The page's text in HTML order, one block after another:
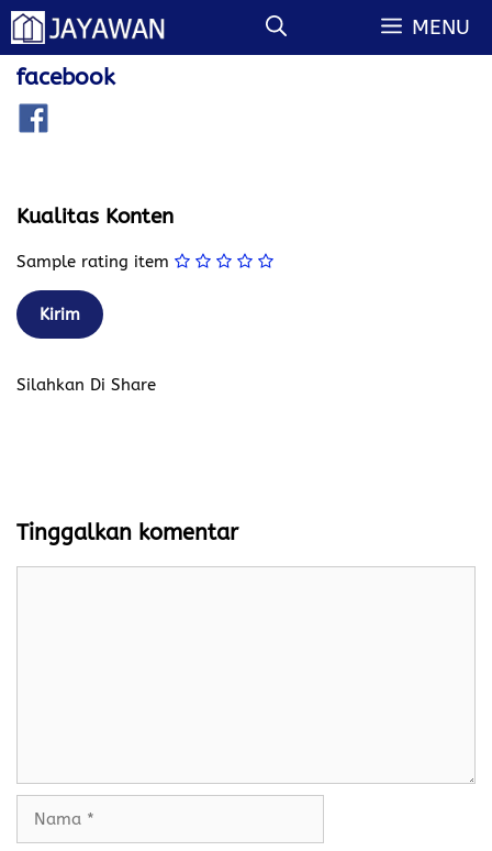
Langsung
ke
isi
MENU
facebook
Kualitas Konten
Sample rating item
Silahkan Di Share
Tinggalkan komentar